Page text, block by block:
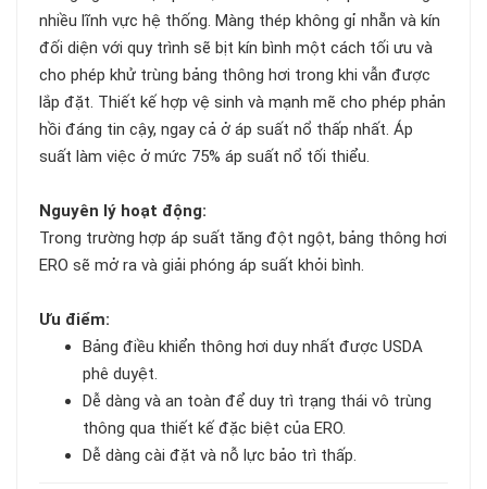
nhiều lĩnh vực hệ thống. Màng thép không gỉ nhẵn và kín
đối diện với quy trình sẽ bịt kín bình một cách tối ưu và
cho phép khử trùng bảng thông hơi trong khi vẫn được
lắp đặt. Thiết kế hợp vệ sinh và mạnh mẽ cho phép phản
hồi đáng tin cậy, ngay cả ở áp suất nổ thấp nhất. Áp
suất làm việc ở mức 75% áp suất nổ tối thiểu.
Nguyên lý hoạt động:
Trong trường hợp áp suất tăng đột ngột, bảng thông hơi
ERO sẽ mở ra và giải phóng áp suất khỏi bình.
Ưu điểm:
Bảng điều khiển thông hơi duy nhất được USDA
phê duyệt.
Dễ dàng và an toàn để duy trì trạng thái vô trùng
thông qua thiết kế đặc biệt của ERO.
Dễ dàng cài đặt và nỗ lực bảo trì thấp.